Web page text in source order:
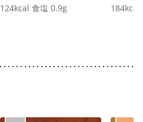
124kcal 食塩 0.9g 184kcal